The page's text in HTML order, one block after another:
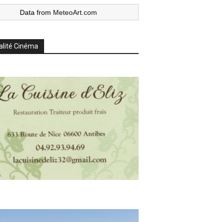
Data from MeteoArt.com
Cinéma